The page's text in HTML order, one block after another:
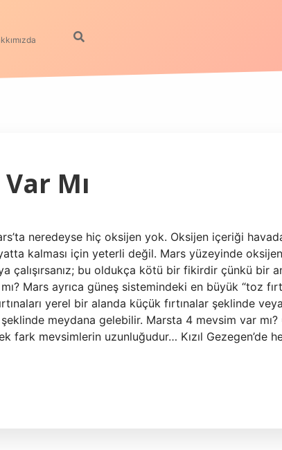
Mı
neredeyse hiç oksijen yok. Oksijen içeriği
kalması için yeterli değil. Mars yüzeyinde
çalışırsanız; bu oldukça kötü bir fikirdir çünkü bir
Mars ayrıca güneş sistemindeki en büyük “toz
yerel bir alanda küçük fırtınalar şeklinde
meydana gelebilir. Marsta 4 mevsim var mı?
fark mevsimlerin uzunluğudur… Kızıl Gezegen’de